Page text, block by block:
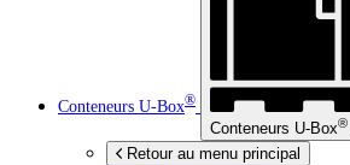
Conteneurs U-Box®
Conteneurs U-Box®
Retour au menu principal